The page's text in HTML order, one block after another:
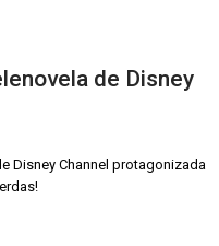
de Disney
Disney Channel protagonizada